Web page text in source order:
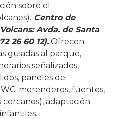
sobre el
Centro de
Avda. de Santa
26 60 12). Ofrecen:
guiadas al parque,
señalizados,
paneles de
merenderos, fuentes,
adaptación